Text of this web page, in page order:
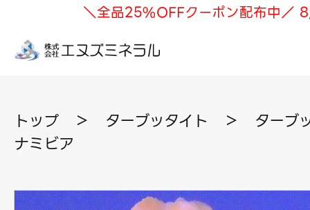
＼全品25%OFFクーポン配布中／
トップ ＞ ターブッタイト ＞
ターブ
ナミビア